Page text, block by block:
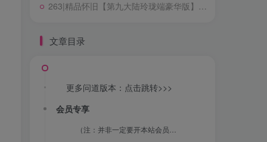
263|精品怀旧【第九大陆玲珑端豪华版】五职业最新整理，配任务物品代码+GM配套工具及命令+视频教程
文章目录
更多问道版本：点击跳转>>>
会员专享
266|传世端游幻世夕霞剧情,专属六大陆,带攻略,自动打怪,拾取,一键回收+局域外网搭建教程
264|梦幻【长生谣OL】群服版,神兵系统,装备晋升,助战组队等超玩法+全套源码及局域外网架设教程
微信赞助 支付宝赞助
99-赞助VIP包含本站所有游戏资源！